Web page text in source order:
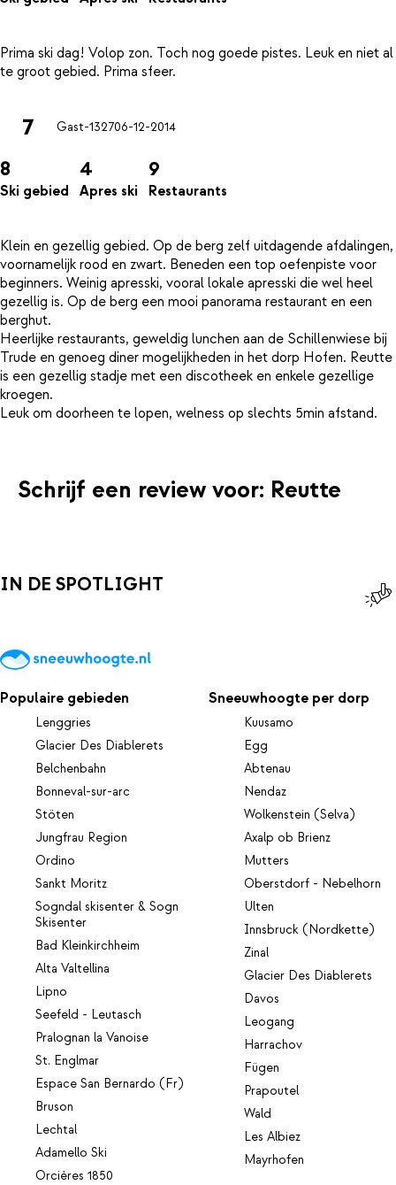
Prima ski dag! Volop zon. Toch nog goede pistes. Leuk en niet al
7 Gast-132706-12-2014
8
Ski gebied
4
Apres ski
9
Restaurants
Klein en gezellig gebied. Op de berg zelf uitdagende afdalingen,
voornamelijk rood en zwart. Beneden een top oefenpiste voor
beginners. Weinig apresski, vooral lokale apresski die wel heel
gezellig is. Op de berg een mooi panorama restaurant en een
berghut.
Heerlijke restaurants, geweldig lunchen aan de Schillenwiese bij
Trude en genoeg diner mogelijkheden in het dorp Hofen. Reutte
is een gezellig stadje met een discotheek en enkele gezellige
kroegen.
Schrijf een review voor: Reutte
IN DE SPOTLIGHT
Populaire gebieden
Lenggries
Glacier Des Diablerets
Belchenbahn
Bonneval-sur-arc
Stöten
Jungfrau Region
Ordino
Sankt Moritz
Sogndal skisenter & Sogn
Skisenter
Bad Kleinkirchheim
Alta Valtellina
Lipno
Seefeld - Leutasch
Pralognan la Vanoise
St. Englmar
Espace San Bernardo (Fr)
Bruson
Lechtal
Adamello Ski
Orcières 1850
Sneeuwhoogte per dorp
Kuusamo
Egg
Abtenau
Nendaz
Wolkenstein (Selva)
Axalp ob Brienz
Mutters
Oberstdorf - Nebelhorn
Ulten
Innsbruck (Nordkette)
Zinal
Glacier Des Diablerets
Davos
Leogang
Harrachov
Fügen
Prapoutel
Wald
Les Albiez
Mayrhofen